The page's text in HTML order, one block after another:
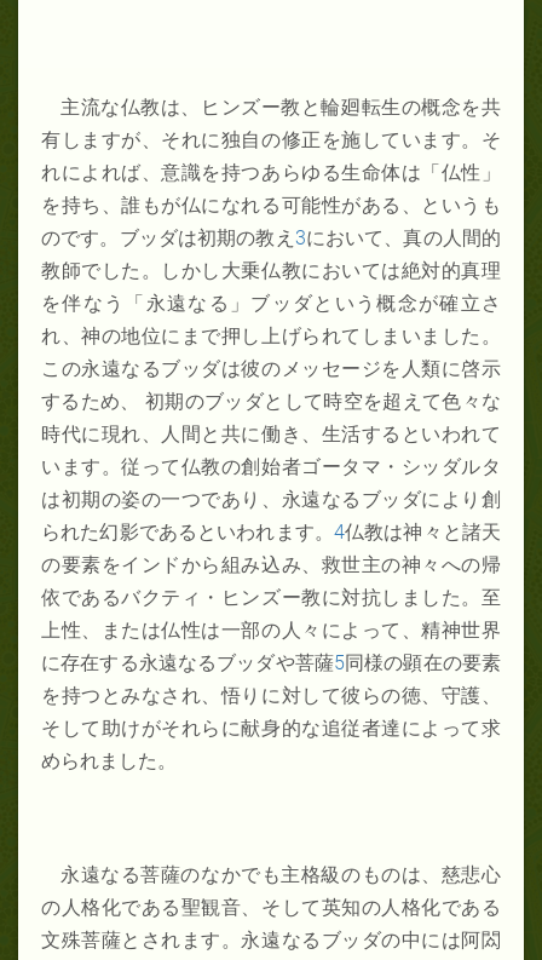
主流な仏教は、ヒンズー教と輪廻転生の概念を共
有しますが、それに独自の修正を施しています。そ
れによれば、意識を持つあらゆる生命体は「仏性」
を持ち、誰もが仏になれる可能性がある、というも
のです。ブッダは初期の教え 3において、真の人間的
教師でした。しかし大乗仏教においては絶対的真理
を伴なう「永遠なる」ブッダという概念が確立さ
れ、神の地位にまで押し上げられてしまいました。
この永遠なるブッダは彼のメッセージを人類に啓示
するため、 初期のブッダとして時空を超えて色々な
時代に現れ、人間と共に働き、生活するといわれて
います。従って仏教の創始者ゴータマ・シッダルタ
は初期の姿の一つであり、永遠なるブッダにより創
られた幻影であるといわれます。 4仏教は神々と諸天
の要素をインドから組み込み、救世主の神々への帰
依であるバクティ・ヒンズー教に対抗しました。至
上性、または仏性は一部の人々によって、精神世界
に存在する永遠なるブッダや菩薩5同様の顕在の要素
を持つとみなされ、悟りに対して彼らの徳、守護、
そして助けがそれらに献身的な追従者達によって求
められました。
永遠なる菩薩のなかでも主格級のものは、慈悲心
の人格化である聖観音、そして英知の人格化である
文殊菩薩とされます。永遠なるブッダの中には阿閦